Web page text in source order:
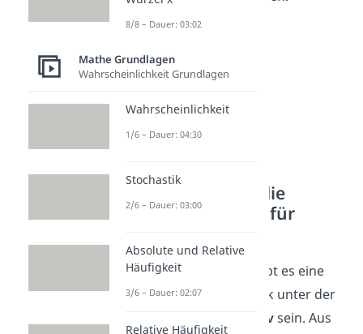
So bestimmst du die
Definitionsmenge für
BeiWurzelfunktionen
gibt es eine
klare Regel. Der Ausdruck unter der
nicht negativsein. Aus
8/8 – Dauer: 03:02
Mathe Grundlagen
Wahrscheinlichkeit Grundlagen
Wahrscheinlichkeit
1/6 – Dauer: 04:30
Stochastik
2/6 – Dauer: 03:00
Absolute und Relative
Häufigkeit
3/6 – Dauer: 02:07
Relative Häufigkeit